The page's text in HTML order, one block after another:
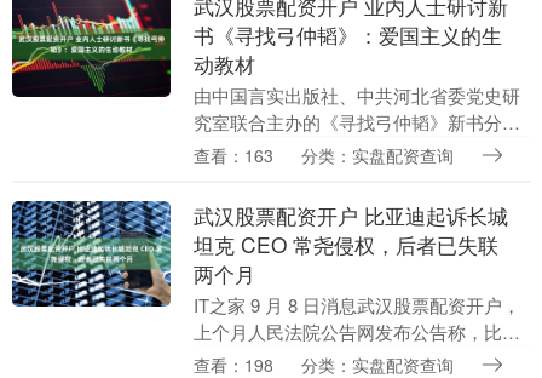
书《寻找弓仲韬》：爱国主义的生
动教材
由中国言实出版社、中共河北省委党史研
究室联合主办的《寻找弓仲韬》新书分享
会日前在中国共产党历史展览馆举行。
村支部——台城特....
查看：163 分类：实盘配资查询
武汉股票配资开户 比亚迪起诉长城
坦克 CEO 常尧侵权，后者已失联
两个月
IT之家 9 月 8 日消息武汉股票配资开户，
上个月人民法院公告网发布公告称，比亚
迪已就网络侵权责任纠纷将常尧诉至法
查看：198 分类：实盘配资查询